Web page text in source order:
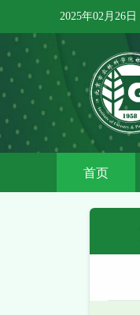
2025年02月26日
首页